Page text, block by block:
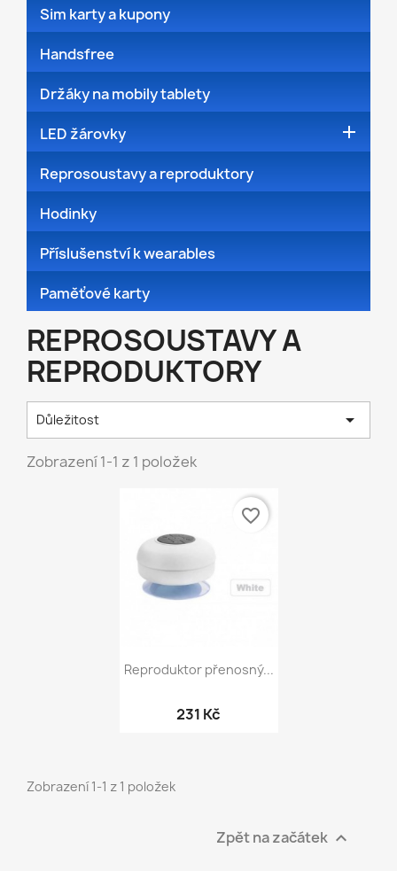
Sim karty a kupony
Handsfree
Držáky na mobily tablety
LED žárovky 
Reprosoustavy a reproduktory
Hodinky
Příslušenství k wearables
Paměťové karty
REPROSOUSTAVY A
REPRODUKTORY
Důležitost 
Zobrazení 1-1 z 1 položek
Rychlý náhled
Reproduktor přenosný...
231 Kč
favorite_border
Zobrazení 1-1 z 1 položek
Zpět na začátek 